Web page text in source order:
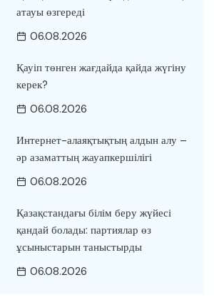
атауы өзгереді
06.08.2026
Қауіп төнген жағдайда қайда жүгіну
керек?
06.08.2026
Интернет-алаяқтықтың алдын алу –
әр азаматтың жауапкершілігі
06.08.2026
Қазақстандағы білім беру жүйесі
қандай болады: партиялар өз
ұсыныстарын таныстырды
06.08.2026